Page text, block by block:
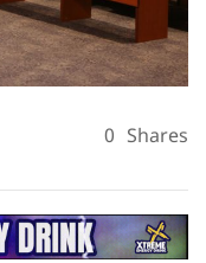
0 Shares